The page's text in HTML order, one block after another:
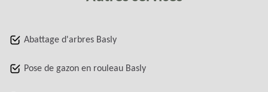
Abattage d'arbres Basly
Pose de gazon en rouleau Basly